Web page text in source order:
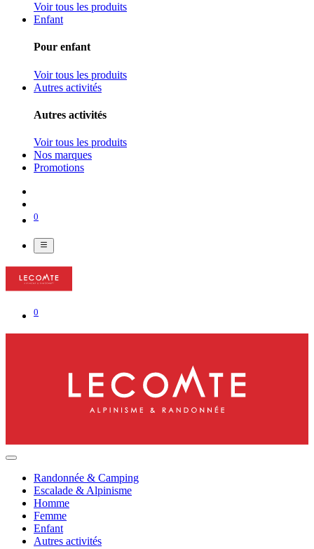
Voir tous les produits
Enfant
Pour enfant
Voir tous les produits
Autres activités
Autres activités
Voir tous les produits
Nos marques
Promotions
0
0
Randonnée & Camping
Escalade & Alpinisme
Homme
Femme
Enfant
Autres activités